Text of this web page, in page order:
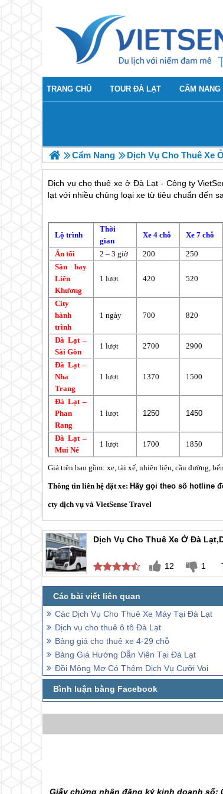
TRANG CHỦ TOUR ĐÀ LẠT CẨM NANG
Cẩm Nang Dịch Vụ Cho Thuê Xe
Dịch vụ cho thuê xe ở Đà Lạt - Công ty
lạt với nhiều chủng loại xe từ tiêu chuẩn đến
Lộ trình
Thời
gian
Xe 4 chỗ Xe 7 chỗ
Ăn tối
2 – 3 giờ 200 250
Sân bay
Liên
Khương
1 lượt 420 520
City
hành
trình
1 ngày 700 820
Đà Lạt–
Sài Gòn
1 lượt 2700 2900
Đà Lạt–
Nha
Trang
1 lượt 1370 1500
Đà Lạt–
Phan
Rang
1 lượt 1250 1450
Đà Lạt–
Mui Né
1 lượt 1700 1850
Giá trên bao gồm: xe, tài xế, nhiên liệu, cầu đường,
Thông tin liên hệ đặt xe: Hãy gọi theo số hotline
cty dịch vụ và VietSense Travel
Dịch Vụ Cho Thuê Xe Ở Đà
12 1
Các Dịch Vụ Cho Thuê Xe Máy Tại Đà Lạt
Dịch vụ cho thuê ô tô Đà Lạt
Bảng giá cho thuê xe 4-29 chỗ
Bảng Giá Hướng Dẫn Viên Tại Đà Lạt
Đồi Mộng Mơ Có Thêm Dịch Vụ Cưỡi Voi
Giấy chứng nhận đăng ký kinh doanh số: